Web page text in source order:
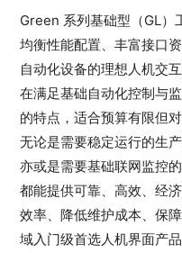
Green 系列基础型（GL）
均衡性能配置、丰富接口
自动化设备的理想人机交
在满足基础自动化控制与
的特点，适合预算有限但
无论是需要稳定运行的生
亦或是需要基础联网监控
都能提供可靠、高效、经
效率、降低维护成本、保
域入门级首选人机界面产品